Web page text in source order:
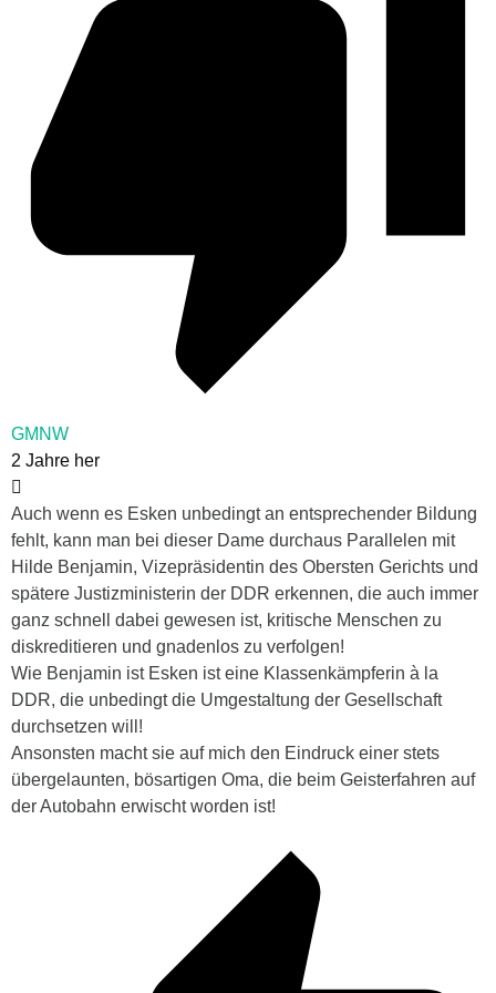
GMNW
2 Jahre her
Auch wenn es Esken unbedingt an entsprechender Bildung
fehlt, kann man bei dieser Dame durchaus Parallelen mit
Hilde Benjamin, Vizepräsidentin des Obersten Gerichts und
spätere Justizministerin der DDR erkennen, die auch immer
ganz schnell dabei gewesen ist, kritische Menschen zu
diskreditieren und gnadenlos zu verfolgen!
Wie Benjamin ist Esken ist eine Klassenkämpferin à la
DDR, die unbedingt die Umgestaltung der Gesellschaft
durchsetzen will!
Ansonsten macht sie auf mich den Eindruck einer stets
übergelaunten, bösartigen Oma, die beim Geisterfahren auf
der Autobahn erwischt worden ist!